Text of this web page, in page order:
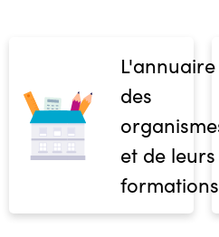
L'annuaire
des
et de leurs
formations